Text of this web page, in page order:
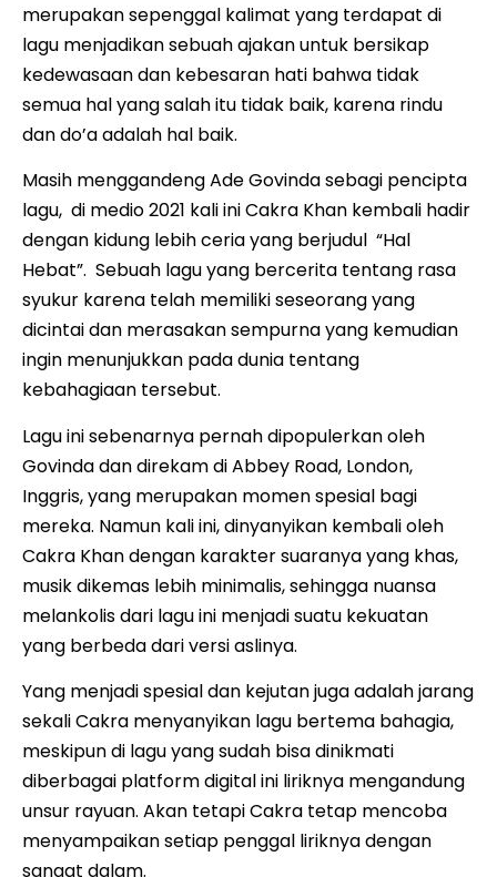
merupakan sepenggal kalimat yang terdapat di
lagu menjadikan sebuah ajakan untuk bersikap
kedewasaan dan kebesaran hati bahwa tidak
semua hal yang salah itu tidak baik, karena rindu
dan do’a adalah hal baik.
Masih menggandeng Ade Govinda sebagi pencipta
lagu, di medio 2021 kali ini Cakra Khan kembali hadir
dengan kidung lebih ceria yang berjudul “Hal
Hebat”. Sebuah lagu yang bercerita tentang rasa
syukur karena telah memiliki seseorang yang
dicintai dan merasakan sempurna yang kemudian
ingin menunjukkan pada dunia tentang
kebahagiaan tersebut.
Lagu ini sebenarnya pernah dipopulerkan oleh
Govinda dan direkam di Abbey Road, London,
Inggris, yang merupakan momen spesial bagi
mereka. Namun kali ini, dinyanyikan kembali oleh
Cakra Khan dengan karakter suaranya yang khas,
musik dikemas lebih minimalis, sehingga nuansa
melankolis dari lagu ini menjadi suatu kekuatan
yang berbeda dari versi aslinya.
Yang menjadi spesial dan kejutan juga adalah jarang
sekali Cakra menyanyikan lagu bertema bahagia,
meskipun di lagu yang sudah bisa dinikmati
diberbagai platform digital ini liriknya mengandung
unsur rayuan. Akan tetapi Cakra tetap mencoba
menyampaikan setiap penggal liriknya dengan
sangat dalam.